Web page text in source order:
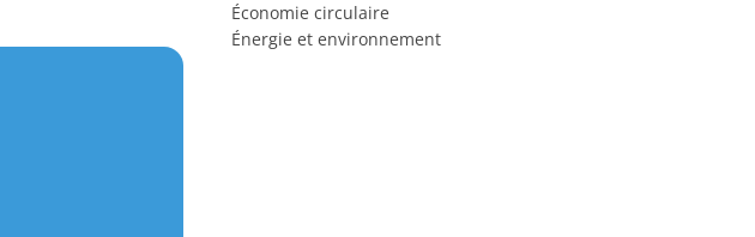
Économie circulaire
Énergie et environnement